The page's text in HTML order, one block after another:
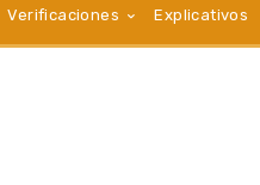
Verificaciones Explicativos